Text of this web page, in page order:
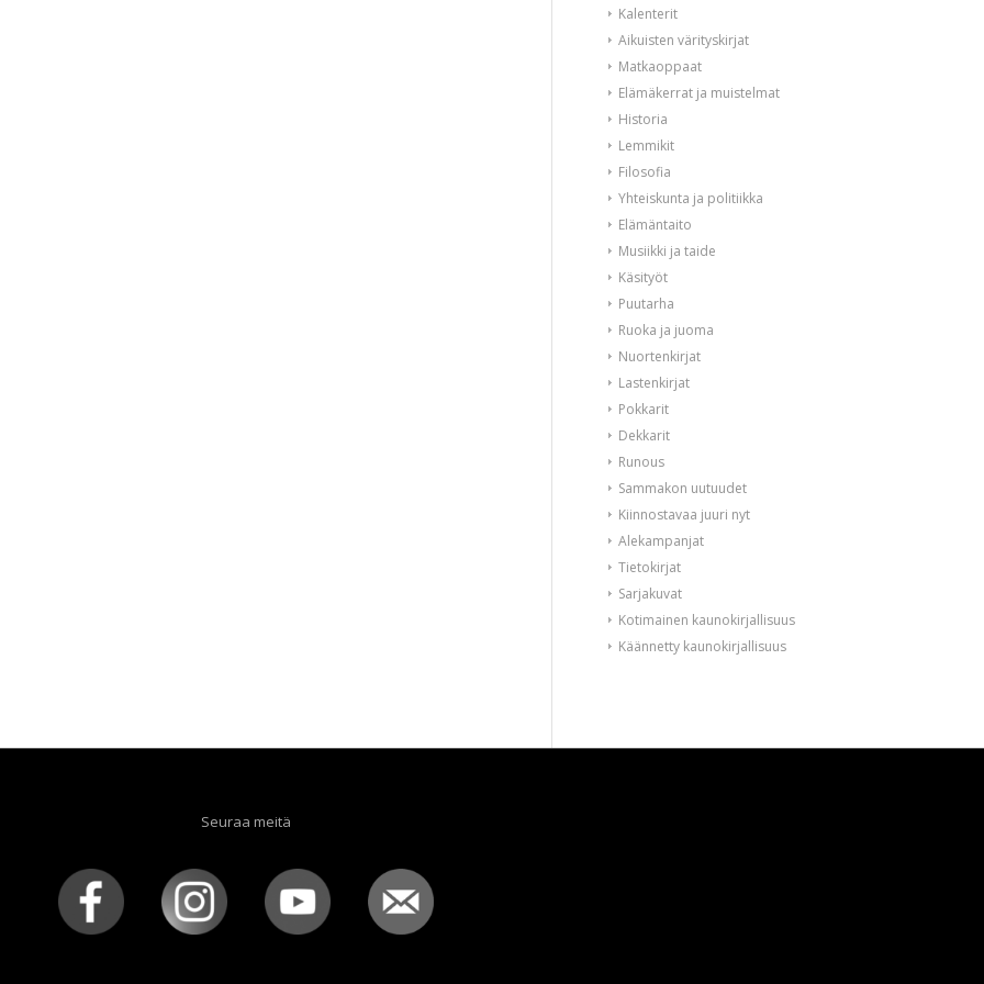
Kalenterit
Aikuisten värityskirjat
Matkaoppaat
Elämäkerrat ja muistelmat
Historia
Lemmikit
Filosofia
Yhteiskunta ja politiikka
Elämäntaito
Musiikki ja taide
Käsityöt
Puutarha
Ruoka ja juoma
Nuortenkirjat
Lastenkirjat
Pokkarit
Dekkarit
Runous
Sammakon uutuudet
Kiinnostavaa juuri nyt
Alekampanjat
Tietokirjat
Sarjakuvat
Kotimainen kaunokirjallisuus
Käännetty kaunokirjallisuus
Seuraa meitä